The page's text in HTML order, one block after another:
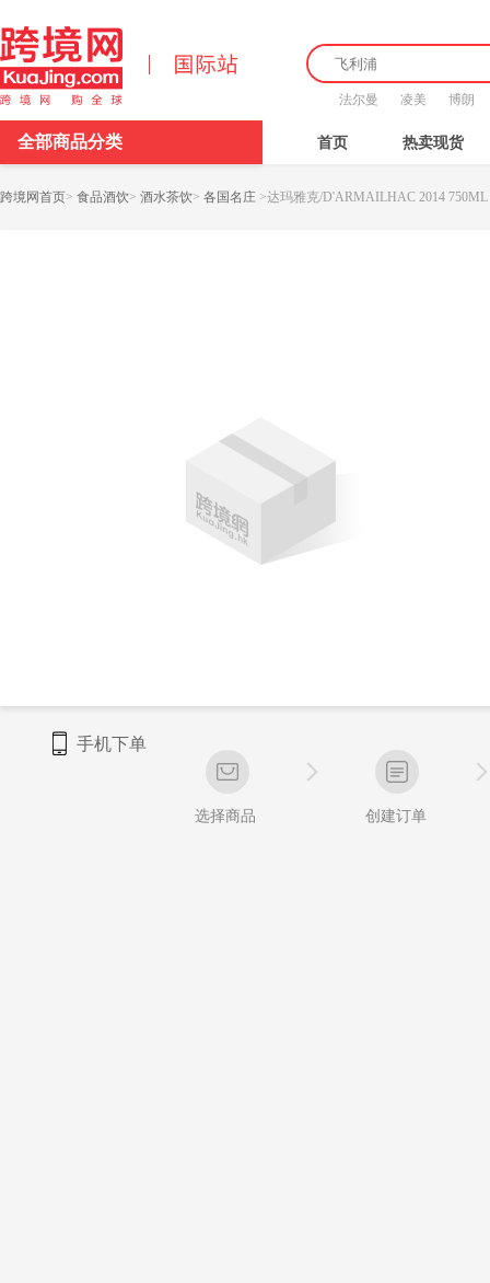
法尔曼 凌美 博朗
全部商品分类 首页 热卖现货
跨境网首页> 食品酒饮> 酒水茶饮> 各国名庄 >达玛雅克/D'ARMAILHAC 2014 750ML
手机下单
选择商品 创建订单